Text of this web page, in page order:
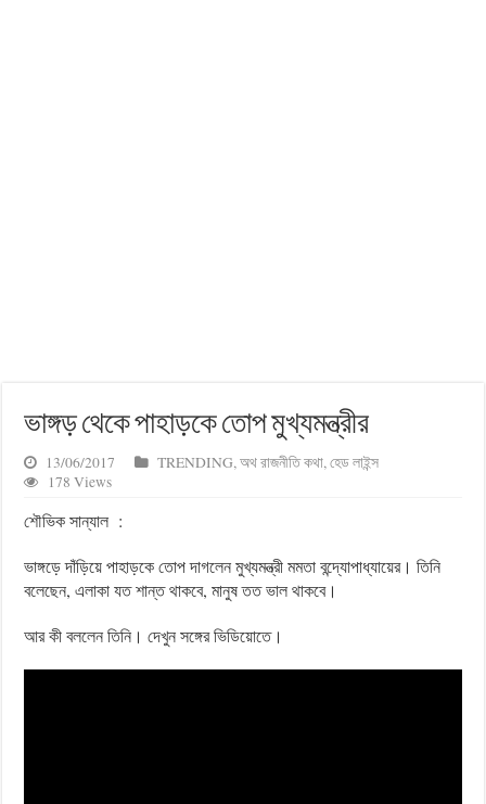
ভাঙ্গড় থেকে পাহাড়কে তোপ মুখ্যমন্ত্রীর
13/06/2017 TRENDING,অথ রাজনীতি কথা,হেড লাইন্স
178 Views
শৌভিক সান্যাল :
ভাঙ্গড়ে দাঁড়িয়ে পাহাড়কে তোপ দাগলেন মুখ্যমন্ত্রী মমতা বন্দ্যোপাধ্যায়ের। তিনি
বলেছেন, এলাকা যত শান্ত থাকবে, মানুষ তত ভাল থাকবে।
আর কী বললেন তিনি। দেখুন সঙ্গের ভিডিয়োতে।